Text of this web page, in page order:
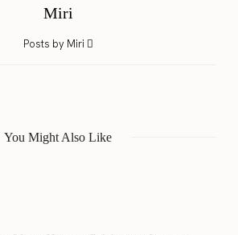
Miri
Posts by Miri
You Might Also Like